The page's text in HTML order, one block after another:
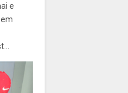
e